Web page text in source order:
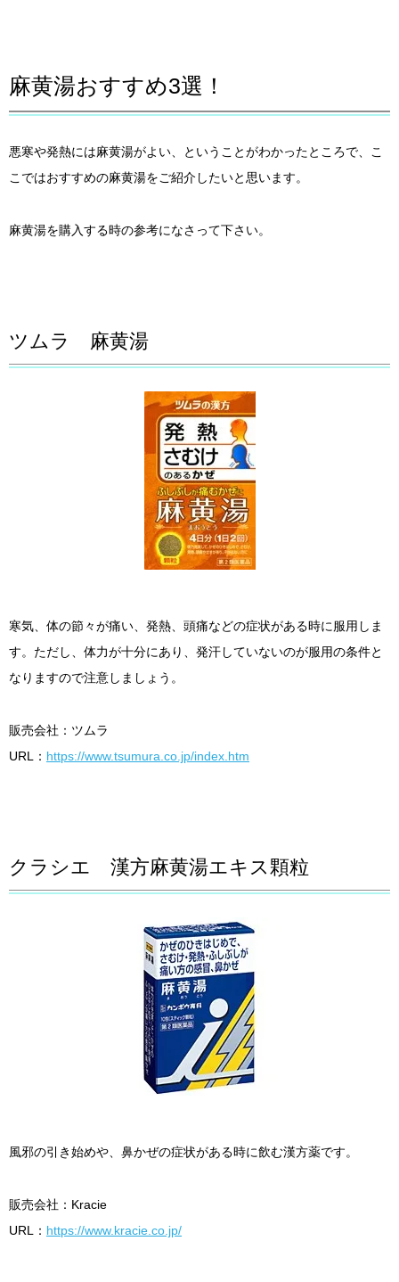
麻黄湯おすすめ3選！
悪寒や発熱には麻黄湯がよい、ということがわかったところで、こ
こではおすすめの麻黄湯をご紹介したいと思います。
麻黄湯を購入する時の参考になさって下さい。
ツムラ 麻黄湯
寒気、体の節々が痛い、発熱、頭痛などの症状がある時に服用しま
す。ただし、体力が十分にあり、発汗していないのが服用の条件と
なりますので注意しましょう。
販売会社：ツムラ
URL： https://www.tsumura.co.jp/index.htm
クラシエ 漢方麻黄湯エキス顆粒
風邪の引き始めや、鼻かぜの症状がある時に飲む漢方薬です。
販売会社：Kracie
URL： https://www.kracie.co.jp/